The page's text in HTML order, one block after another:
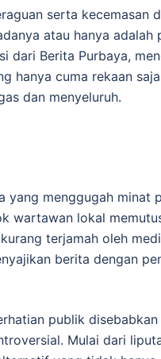
serta kecemasan
atau hanya adalah
dari Berita Purbaya,
hanya cuma rekaan
dan menyeluruh.
menggugah minat
wartawan lokal
terjamah oleh
berita dengan
publik
Mulai dari